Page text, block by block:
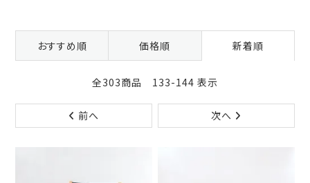
おすすめ順 価格順 新着順
全303商品 133-144 表示
前へ 次へ